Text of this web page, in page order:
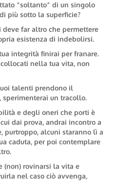
“soltanto” di un singolo
più sotto la superficie?
far altro che permettere
esistenza di indebolirsi.
integrità finirai per franare.
collocati nella tua vita, non
talenti prendono il
sperimenterai un tracollo.
e degli oneri che porti è
dai prova, andrai incontro a
purtroppo, alcuni staranno lì a
caduta, per poi contemplare
(non) rovinarsi la vita e
nel caso ciò avvenga,